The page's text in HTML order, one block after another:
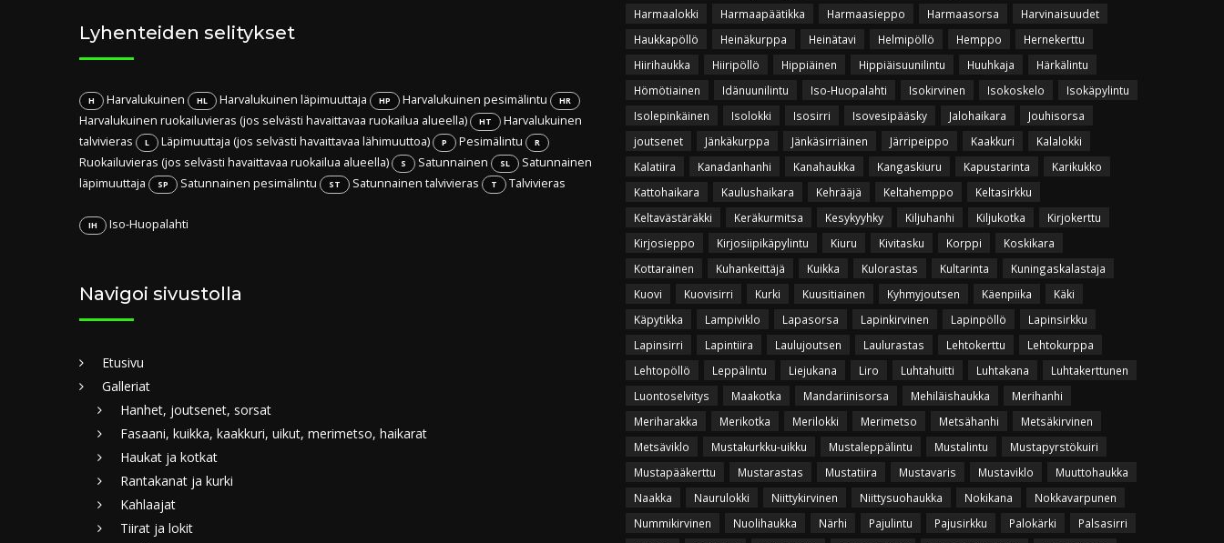
Lyhenteiden selitykset
H Harvalukuinen HL Harvalukuinen läpimuuttaja HP Harvalukuinen pesimälintu HR
Harvalukuinen ruokailuvieras (jos selvästi havaittavaa ruokailua alueella) HT
Harvalukuinen
talvivieras
L Läpimuuttaja (jos selvästi havaittavaa lähimuuttoa) P Pesimälintu R
Ruokailuvieras (jos selvästi havaittavaa ruokailua alueella) S Satunnainen SL
Satunnainen
läpimuuttaja
SP Satunnainen pesimälintu ST Satunnainen talvivieras T Talvivieras
IH Iso-Huopalahti
Navigoi sivustolla
Etusivu
Galleriat
Hanhet, joutsenet, sorsat
Fasaani, kuikka, kaakkuri, uikut, merimetso, haikarat
Haukat ja kotkat
Rantakanat ja kurki
Kahlaajat
Tiirat ja lokit
Harmaalokki
Harmaapäätikka Harmaasieppo Harmaasorsa
Harvinaisuudet
Haukkapöllö
Heinäkurppa Heinätavi Helmipöllö Hemppo
Hernekerttu
Hiirihaukka
Hiiripöllö Hippiäinen Hippiäisuunilintu Huuhkaja
Härkälintu
Hömötiainen
Idänuunilintu Iso-Huopalahti Isokirvinen Isokoskelo
Isokäpylintu
Isolepinkäinen
Isolokki Isosirri Isovesipääsky Jalohaikara
Jouhisorsa
joutsenet
Jänkäkurppa Jänkäsirriäinen Järripeippo Kaakkuri
Kalalokki
Kalatiira
Kanadanhanhi Kanahaukka Kangaskiuru Kapustarinta
Karikukko
Kattohaikara
Kaulushaikara Kehrääjä Keltahemppo
Keltasirkku
Keltavästäräkki
Keräkurmitsa Kesykyyhky Kiljuhanhi Kiljukotka
Kirjokerttu
Kirjosieppo
Kirjosiipikäpylintu Kiuru Kivitasku Korppi
Koskikara
Kottarainen
Kuhankeittäjä Kuikka Kulorastas Kultarinta
Kuningaskalastaja
Kuovi
Kuovisirri Kurki Kuusitiainen Kyhmyjoutsen Käenpiika
Käki
Käpytikka
Lampiviklo Lapasorsa Lapinkirvinen Lapinpöllö
Lapinsirkku
Lapinsirri
Lapintiira Laulujoutsen Laulurastas Lehtokerttu
Lehtokurppa
Lehtopöllö
Leppälintu Liejukana Liro Luhtahuitti Luhtakana
Luhtakerttunen
Luontoselvitys
Maakotka Mandariinisorsa Mehiläishaukka
Merihanhi
Meriharakka
Merikotka Merilokki Merimetso Metsähanhi
Metsäkirvinen
Metsäviklo
Mustakurkku-uikku Mustaleppälintu Mustalintu
Mustapyrstökuiri
Mustapääkerttu
Mustarastas Mustatiira Mustavaris Mustaviklo
Muuttohaukka
Naakka
Naurulokki Niittykirvinen Niittysuohaukka Nokikana
Nokkavarpunen
Nummikirvinen
Nuolihaukka Närhi Pajulintu Pajusirkku Palokärki
Palsasirri